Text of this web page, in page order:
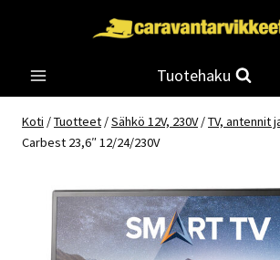
Tuotehaku
Koti /Tuotteet /Sähkö 12V, 230V /TV, antennit
Carbest 23,6″ 12/24/230V